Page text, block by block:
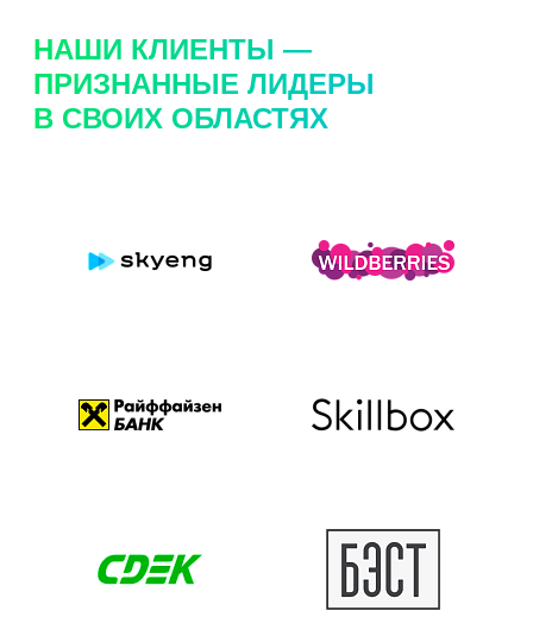
НАШИ КЛИЕНТЫ —
ПРИЗНАННЫЕ ЛИДЕРЫ
В СВОИХ ОБЛАСТЯХ